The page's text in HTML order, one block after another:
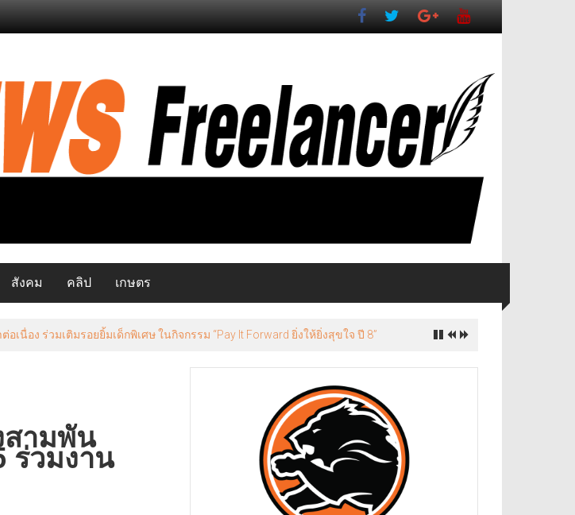
สังคม คลิป เกษตร
อง ร่วมเติมรอยยิ้มเด็กพิเศษ ในกิจกรรม “Pay It Forward ยิ่งให้ยิ่งสุขใจ ปี 8”
สามพัน
ร่วมงาน